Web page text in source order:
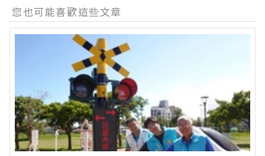
您也可能喜歡這些文章